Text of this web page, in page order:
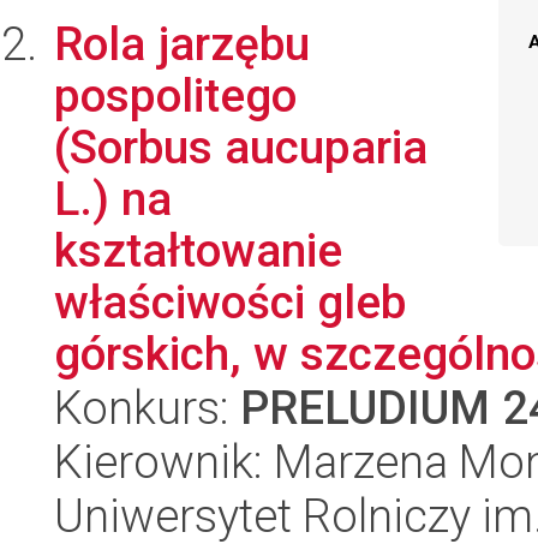
Rola jarzębu
pospolitego
(Sorbus aucuparia
L.) na
kształtowanie
właściwości gleb
górskich, w
Konkurs: PRELUDIUM
Kierownik: Marzena
Uniwersytet Rolniczy